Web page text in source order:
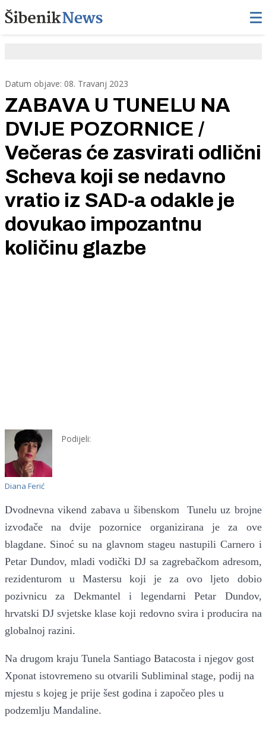
Datum objave: 08. Travanj 2023
ZABAVA U TUNELU NA
DVIJE POZORNICE /
Večeras će zasvirati odlični
Scheva koji se nedavno
vratio iz SAD-a odakle je
dovukao impozantnu
količinu glazbe
Diana Ferić
Podijeli:
Dvodnevna vikend zabava u šibenskom Tunelu uz brojne
izvođače na dvije pozornice organizirana je za ove
blagdane. Sinoć su na glavnom stageu nastupili Carnero i
Petar Dundov, mladi vodički DJ sa zagrebačkom adresom,
rezidenturom u Mastersu koji je za ovo ljeto dobio
pozivnicu za Dekmantel i legendarni Petar Dundov,
hrvatski DJ svjetske klase koji redovno svira i producira na
globalnoj razini.
Na drugom kraju Tunela Santiago Batacosta i njegov gost
Xponat istovremeno su otvarili Subliminal stage, podij na
mjestu s kojeg je prije šest godina i započeo ples u
podzemlju Mandaline.